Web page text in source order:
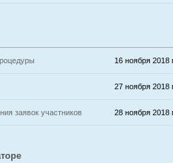
16 ноября 2018
27 ноября 2018
заявок участников 28 ноября 2018